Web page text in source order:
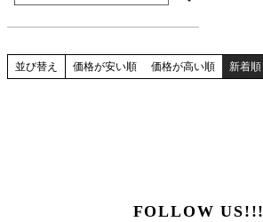
並び替え 価格が安い順 価格が高い順 新着順
FOLLOW US!!!